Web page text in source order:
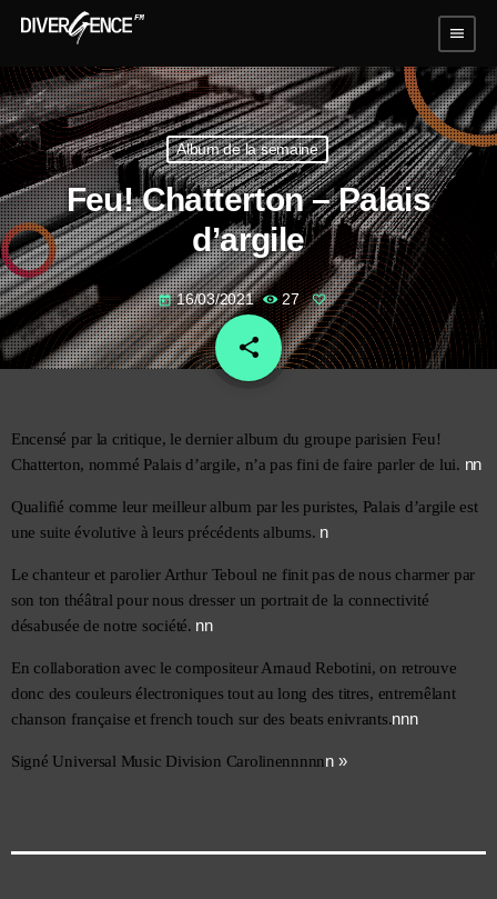
menu
Album de la semaine
Feu! Chatterton – Palais
d’argile
today 16/03/2021 27
share
email
Encensé par la critique, le dernier album du groupe parisien Feu!
Chatterton, nommé Palais d’argile, n’a pas fini de faire parler de lui. nn
Qualifié comme leur meilleur album par les puristes, Palais d’argile est
une suite évolutive à leurs précédents albums. n
Le chanteur et parolier Arthur Teboul ne finit pas de nous charmer par
son ton théâtral pour nous dresser un portrait de la connectivité
désabusée de notre société. nn
En collaboration avec le compositeur Arnaud Rebotini, on retrouve
donc des couleurs électroniques tout au long des titres, entremêlant
chanson française et french touch sur des beats enivrants.nnn
Signé Universal Music Division Carolinennnnnn »